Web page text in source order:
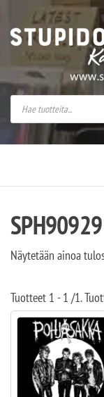
Stupido
SPH90929
Näytetään ainoa
Tuotteet 1 - 1 /1.